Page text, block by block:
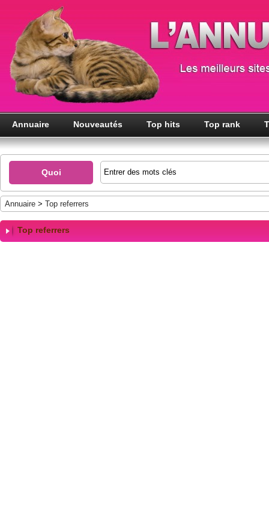
Annuaire Nouveautés Top hits Top rank
Quoi
Annuaire > Top referrers
Top referrers